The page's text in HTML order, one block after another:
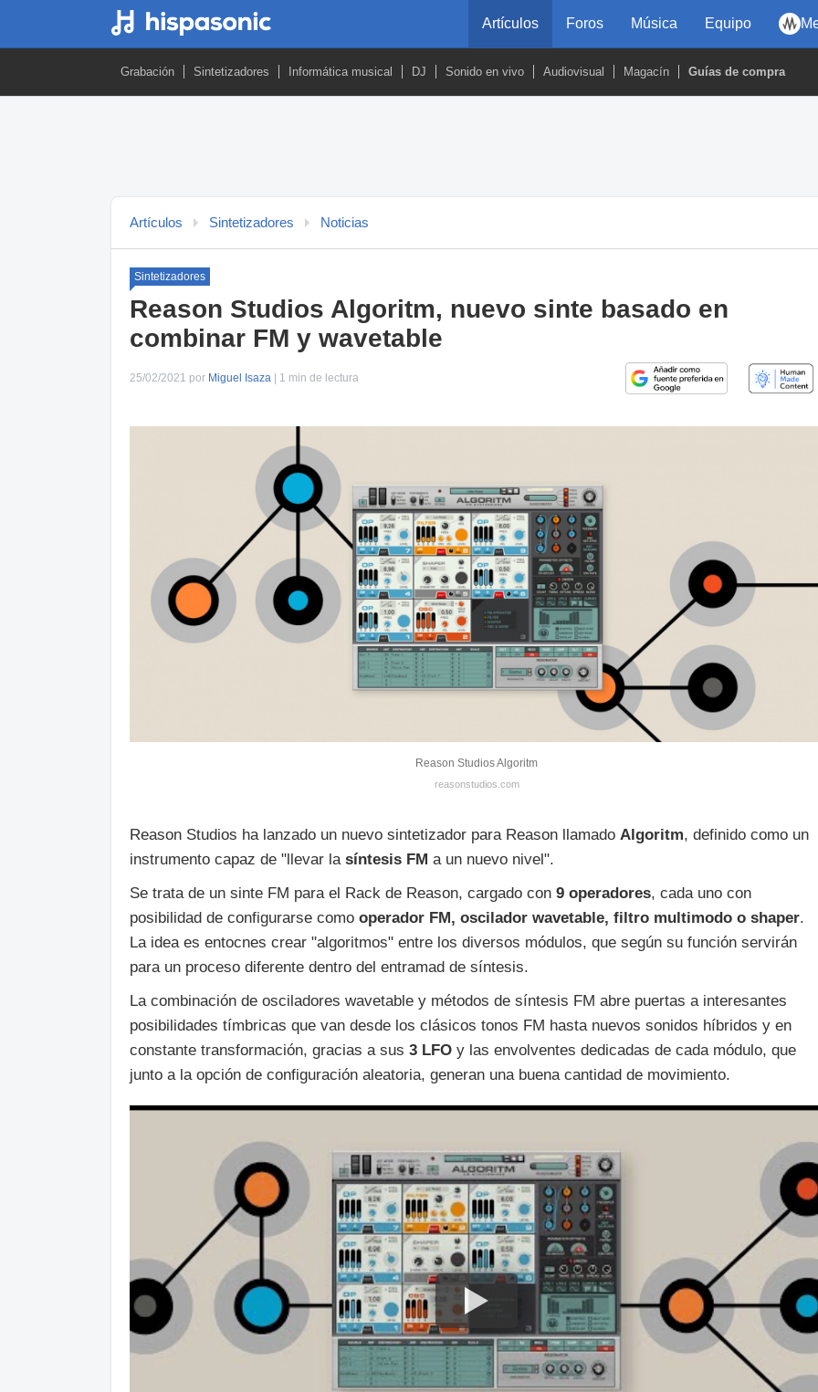
Artículos Foros Música Equipo
Grabación Sintetizadores Informática musical DJ Sonido en vivo Audiovisual Magacín Guías de compra
Artículos Sintetizadores Noticias
Sintetizadores
Reason Studios Algoritm, nuevo sinte basado en
combinar FM y wavetable
25/02/2021 por Miguel Isaza | 1 min de lectura
Reason Studios Algoritm
reasonstudios.com
Reason Studios ha lanzado un nuevo sintetizador para Reason llamado Algoritm, definido como un
instrumento capaz de "llevar la síntesis FM a un nuevo nivel".
Se trata de un sinte FM para el Rack de Reason, cargado con 9 operadores, cada uno con
posibilidad de configurarse como operador FM, oscilador wavetable, filtro multimodo o shaper.
La idea es entocnes crear "algoritmos" entre los diversos módulos, que según su función servirán
para un proceso diferente dentro del entramad de síntesis.
La combinación de osciladores wavetable y métodos de síntesis FM abre puertas a interesantes
posibilidades tímbricas que van desde los clásicos tonos FM hasta nuevos sonidos híbridos y en
constante transformación, gracias a sus 3 LFO y las envolventes dedicadas de cada módulo, que
junto a la opción de configuración aleatoria, generan una buena cantidad de movimiento.